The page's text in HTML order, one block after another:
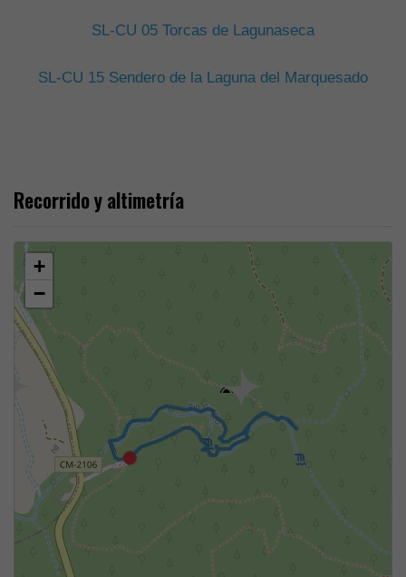
SL-CU 05 Torcas de Lagunaseca
SL-CU 15 Sendero de la Laguna del Marquesado
Recorrido y altimetría
+
−